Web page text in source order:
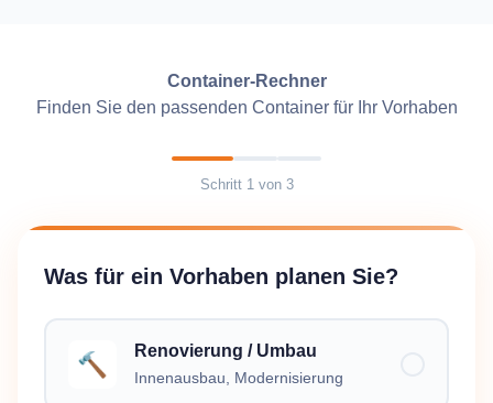
Container-Rechner
Finden Sie den passenden Container für Ihr Vorhaben
Schritt 1von 3
Was für ein Vorhaben planen Sie?
🔨 Renovierung / Umbau
Innenausbau, Modernisierung